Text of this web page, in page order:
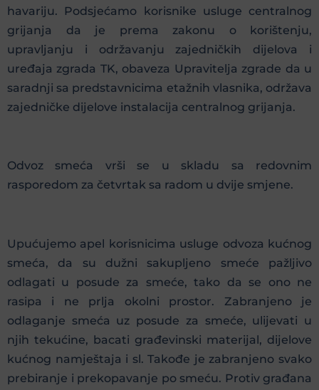
havariju. Podsjećamo korisnike usluge centralnog
grijanja da je prema zakonu o korištenju,
upravljanju i održavanju zajedničkih dijelova i
uređaja zgrada TK, obaveza Upravitelja zgrade da u
saradnji sa predstavnicima etažnih vlasnika, održava
zajedničke dijelove instalacija centralnog grijanja.
Odvoz smeća vrši se u skladu sa redovnim
rasporedom za četvrtak sa radom u dvije smjene.
Upućujemo apel korisnicima usluge odvoza kućnog
smeća, da su dužni sakupljeno smeće pažljivo
odlagati u posude za smeće, tako da se ono ne
rasipa i ne prlja okolni prostor. Zabranjeno je
odlaganje smeća uz posude za smeće, ulijevati u
njih tekućine, bacati građevinski materijal, dijelove
kućnog namještaja i sl. Takođe je zabranjeno svako
prebiranje i prekopavanje po smeću. Protiv građana